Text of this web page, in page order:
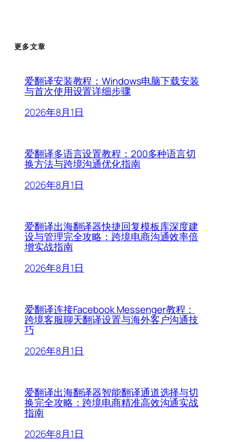
更多文章
爱翻译安装教程：Windows电脑下载安装
与首次使用设置详细步骤
2026年8月1日
爱翻译多语言设置教程：200多种语言切
换方法与跨境沟通优化指南
2026年8月1日
爱翻译出海翻译器快捷回复模板库深度建
设与管理完全攻略：跨境电商沟通效率倍
增实战指南
2026年8月1日
爱翻译连接Facebook Messenger教程：
跨境客服聊天翻译设置与海外客户沟通技
巧
2026年8月1日
爱翻译出海翻译器智能翻译通道选择与切
换完全攻略：跨境电商精准高效沟通实战
指南
2026年8月1日